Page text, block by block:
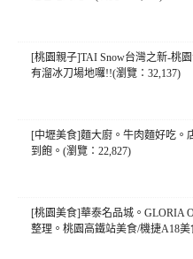
[桃園親子]TAI Snow台灣之新-桃
有溜冰刀場地囉!!(瀏覽：32,137)
[中壢美食]麵大廚。牛肉麵好吃。
到飽。(瀏覽：22,827)
[桃園美食]華泰名品城。GLORIA
整理。桃園高鐵站美食/機捷A18美